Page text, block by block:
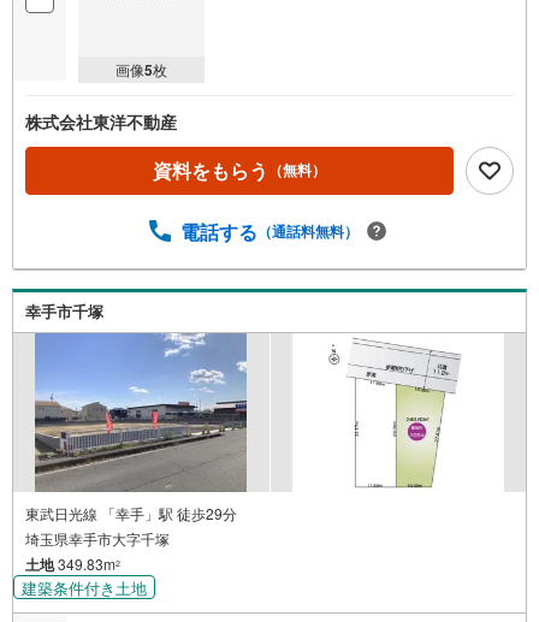
画像5枚
株式会社東洋不動産
資料をもらう （無料）
電話する （通話料無料）
幸手市千塚
東武日光線 「幸手」駅 徒歩29分
埼玉県幸手市大字千塚
土地349.83m2
建築条件付き土地